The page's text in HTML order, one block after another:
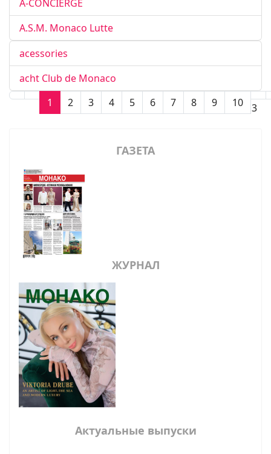
A-CONCIERGE
A.S.M. Monaco Lutte
acessories
acht Club de Monaco
Страница 1 из 113
1 2 3 4 5 6 7 8 9 10
ГАЗЕТА
ЖУРНАЛ
Актуальные выпуски